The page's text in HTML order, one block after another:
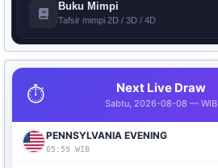
Buku Mimpi
Tafsir mimpi 2D / 3D / 4D
⏱️ Next Live Draw
Sabtu, 2026-08-08 — WIB
PENNSYLVANIA EVENING
05:59 WIB